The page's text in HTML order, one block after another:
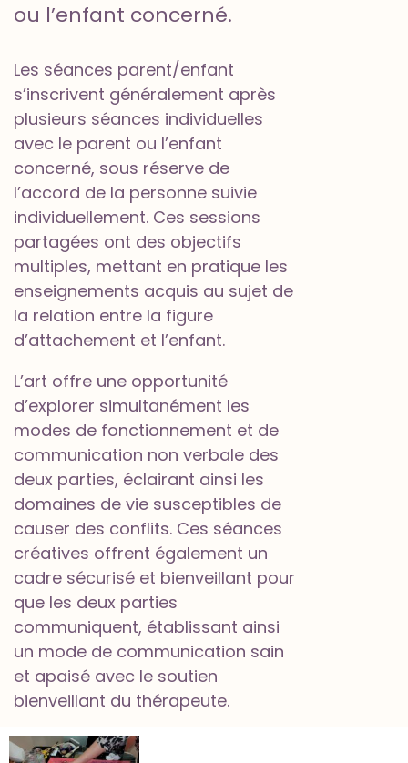
ou l’enfant concerné.
Les séances parent/enfant
s’inscrivent généralement après
plusieurs séances individuelles
avec le parent ou l’enfant
concerné, sous réserve de
l’accord de la personne suivie
individuellement. Ces sessions
partagées ont des objectifs
multiples, mettant en pratique les
enseignements acquis au sujet de
la relation entre la figure
d’attachement et l’enfant.
L’art offre une opportunité
d’explorer simultanément les
modes de fonctionnement et de
communication non verbale des
deux parties, éclairant ainsi les
domaines de vie susceptibles de
causer des conflits. Ces séances
créatives offrent également un
cadre sécurisé et bienveillant pour
que les deux parties
communiquent, établissant ainsi
un mode de communication sain
et apaisé avec le soutien
bienveillant du thérapeute.